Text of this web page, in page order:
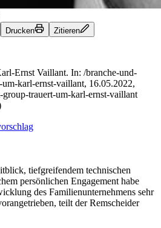
Drucken Zitieren
Ernst Vaillant. In: /branche-und-
karl-ernst-vaillant, 16.05.2022,
trauert-um-karl-ernst-vaillant
tiefgreifendem technischen
persönlichen Engagement habe
des Familienunternehmens sehr
teilt der Remscheider